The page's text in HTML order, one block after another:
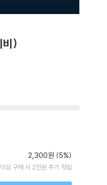
비)
2,300원 (5%)
상 구매 시 2천원 추가 적립